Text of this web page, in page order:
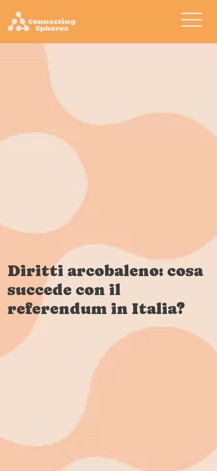
Diritti arcobaleno: cosa
succede con il
referendum in Italia?